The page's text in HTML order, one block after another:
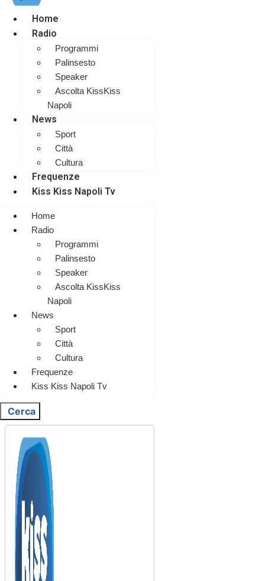
Home
Radio
Programmi
Palinsesto
Speaker
Ascolta KissKiss
Napoli
News
Sport
Città
Cultura
Frequenze
Kiss Kiss Napoli Tv
Home
Radio
Programmi
Palinsesto
Speaker
Ascolta KissKiss
Napoli
News
Sport
Città
Cultura
Frequenze
Kiss Kiss Napoli Tv
Cerca